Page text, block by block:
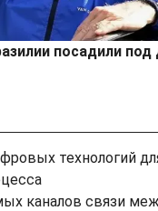
посадили
технологий
каналов связи